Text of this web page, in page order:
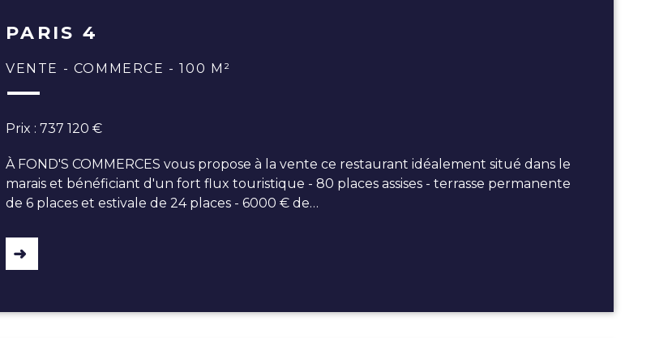
PARIS 4
VENTE - COMMERCE - 100 M²
Prix : 737 120 €
À FOND'S COMMERCES vous propose à la vente ce restaurant idéalement situé dans le
marais et bénéficiant d'un fort flux touristique - 80 places assises - terrasse permanente
de 6 places et estivale de 24 places - 6000 € de…